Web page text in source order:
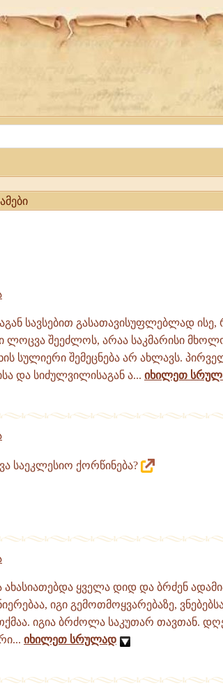
სავსებით გასათავისუფლებლად ისე,
ლოცვა შეეძლოს, არაა საკმარისი
სულიერი შემეცნება არ ახლავს.
და სიძულვილისაგან ა... იხილეთ
საეკლესიო ქორწინება?
ახასიათებდა ყველა დიდ და ბრძენ
იგი გემოთმოყვარებაზე,
იგია ბრძოლა საკუთარ თავთან.
იხილეთ სრულად